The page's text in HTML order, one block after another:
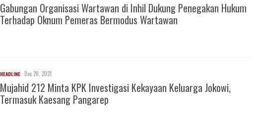
Gabungan Organisasi Wartawan di Inhil Dukung Penegakan Hukum
Terhadap Oknum Pemeras Bermodus Wartawan
HEADLINE Dec 20, 2021
Mujahid 212 Minta KPK Investigasi Kekayaan Keluarga Jokowi,
Termasuk Kaesang Pangarep